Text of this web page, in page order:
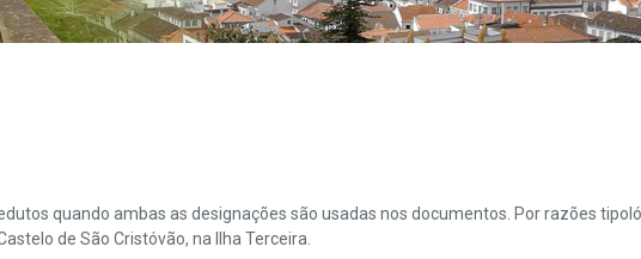
quando ambas as designações são usadas nos documentos. Por razões
de São Cristóvão, na Ilha Terceira.